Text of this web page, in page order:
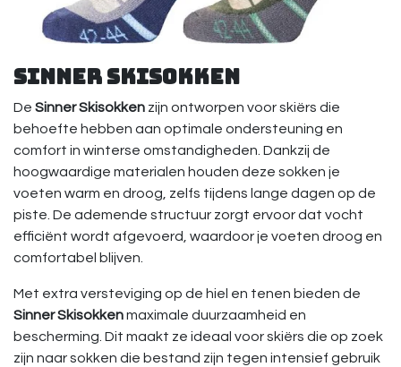
Sinner Skisokken
De Sinner Skisokken zijn ontworpen voor skiërs die
behoefte hebben aan optimale ondersteuning en
comfort in winterse omstandigheden. Dankzij de
hoogwaardige materialen houden deze sokken je
voeten warm en droog, zelfs tijdens lange dagen op de
piste. De ademende structuur zorgt ervoor dat vocht
efficiënt wordt afgevoerd, waardoor je voeten droog en
comfortabel blijven.
Met extra versteviging op de hiel en tenen bieden de
Sinner Skisokkenmaximale duurzaamheid en
bescherming. Dit maakt ze ideaal voor skiërs die op zoek
zijn naar sokken die bestand zijn tegen intensief gebruik